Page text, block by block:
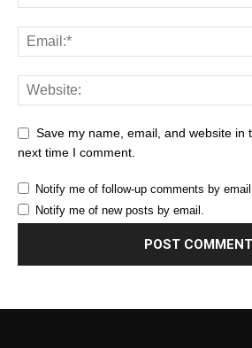
Save my name, email, and website in
next time I comment.
Notify me of follow-up comments by
Notify me of new posts by email.